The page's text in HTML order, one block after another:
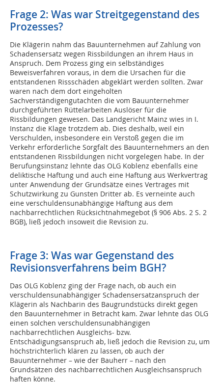
Frage 2: Was war Streitgegenstand des
Prozesses?
Die Klägerin nahm das Bauunternehmen auf Zahlung von
Schadensersatz wegen Rissbildungen an ihrem Haus in
Anspruch. Dem Prozess ging ein selbständiges
Beweisverfahren voraus, in dem die Ursachen für die
entstandenen Rissschäden abgeklärt werden sollten. Zwar
waren nach dem dort eingeholten
Sachverständigengutachten die vom Bauunternehmer
durchgeführten Rüttelarbeiten Auslöser für die
Rissbildungen gewesen. Das Landgericht Mainz wies in I.
Instanz die Klage trotzdem ab. Dies deshalb, weil ein
Verschulden, insbesondere ein Verstoß gegen die im
Verkehr erforderliche Sorgfalt des Bauunternehmers an den
entstandenen Rissbildungen nicht vorgelegen habe. In der
Berufungsinstanz lehnte das OLG Koblenz ebenfalls eine
deliktische Haftung und auch eine Haftung aus Werkvertrag
unter Anwendung der Grundsätze eines Vertrages mit
Schutzwirkung zu Gunsten Dritter ab. Es verneinte auch
eine verschuldensunabhängige Haftung aus dem
nachbarrechtlichen Rücksichtnahmegebot (§ 906 Abs. 2 S. 2
BGB), ließ jedoch insoweit die Revision zu.
Frage 3: Was war Gegenstand des
Revisionsverfahrens beim BGH?
Das OLG Koblenz ging der Frage nach, ob auch ein
verschuldensunabhängiger Schadensersatzanspruch der
Klägerin als Nachbarin des Baugrundstücks direkt gegen
den Bauunternehmer in Betracht kam. Zwar lehnte das OLG
einen solchen verschuldensunabhängigen
nachbarrechtlichen Ausgleichs- bzw.
Entschädigungsanspruch ab, ließ jedoch die Revision zu, um
höchstrichterlich klären zu lassen, ob auch der
Bauunternehmer – wie der Bauherr – nach den
Grundsätzen des nachbarrechtlichen Ausgleichsanspruch
haften könne.